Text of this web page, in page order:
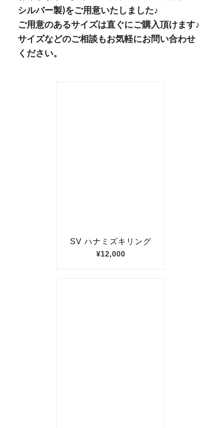
シルバー製)をご用意いたしました♪
ご用意のあるサイズは直ぐにご購入頂けます♪
サイズなどのご相談もお気軽にお問い合わせ
ください。